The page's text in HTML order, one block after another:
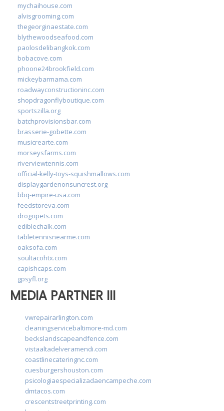
mychaihouse.com
alvisgrooming.com
thegeorginaestate.com
blythewoodseafood.com
paolosdelibangkok.com
bobacove.com
phoone24brookfield.com
mickeybarmama.com
roadwayconstructioninc.com
shopdragonflyboutique.com
sportszilla.org
batchprovisionsbar.com
brasserie-gobette.com
musicrearte.com
morseysfarms.com
riverviewtennis.com
official-kelly-toys-squishmallows.com
displaygardenonsuncrest.org
bbq-empire-usa.com
feedstoreva.com
drogopets.com
ediblechalk.com
tabletennisnearme.com
oaksofa.com
soultacohtx.com
capishcaps.com
gpsyfl.org
MEDIA PARTNER III
vwrepairarlington.com
cleaningservicebaltimore-md.com
beckslandscapeandfence.com
vistaaltadelveramendi.com
coastlinecateringnc.com
cuesburgershouston.com
psicologiaespecializadaencampeche.com
dmtacos.com
crescentstreetprinting.com